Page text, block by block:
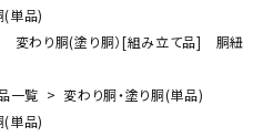
(単品)
変わり胴(塗り胴）[組み立て品] 胴紐
一覧
変わり胴・塗り胴(単品)
(単品)